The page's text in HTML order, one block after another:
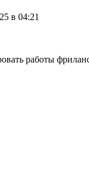
в 04:21
работы